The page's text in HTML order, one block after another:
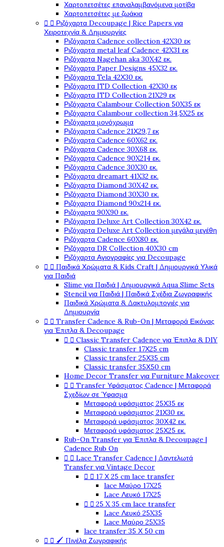
Χαρτοπετσέτες επαναλαμβανόμενα μοτίβα
Χαρτοπετσέτες με ζωάκια
  Ριζόχαρτα Decoupage | Rice Papers για
Χειροτεχνία & Δημιουργίες
Ριζόχαρτα Cadence collection 42X30 εκ
Ριζόχαρτα metal leaf Cadence 42X31 εκ
Ριζόχαρτα Nagehan aka 30X42 εκ.
Ριζόχαρτα Paper Designs 45X32 εκ.
Ριζόχαρτα Tela 42Χ30 εκ.
Ριζόχαρτα ITD Collection 42X30 εκ
Ριζόχαρτα ITD Collection 21X29 εκ
Ριζόχαρτα Calambour Collection 50X35 εκ
Ριζόχαρτα Calambour collection 34,5X25 εκ
Ριζόχαρτα μονόχρωμα
Ριζόχαρτα Cadence 21Χ29,7 εκ
Ριζόχαρτα Cadence 60X62 εκ.
Ριζόχαρτα Cadence 30X68 εκ.
Ριζόχαρτα Cadence 90X214 εκ.
Ριζόχαρτα Cadence 30X30 εκ.
Ριζόχαρτα dreamart 41X32 εκ.
Ριζόχαρτα Diamond 30X42 εκ.
Ριζόχαρτα Diamond 30X30 εκ.
Ριζόχαρτα Diamond 90x214 εκ.
Ριζόχαρτα 90X90 εκ.
Ριζόχαρτα Deluxe Art Collection 30X42 εκ.
Ριζόχαρτα Deluxe Art Collection μεγάλα μεγέθη
Ριζόχαρτα Cadence 60X80 εκ.
Ριζόχαρτα DR Collection 40X30 cm
Ριζόχαρτα Αγιογραφίες για Decoupage
  Παιδικά Χρώματα & Kids Craft | Δημιουργικά Υλικά
για Παιδιά
Slime για Παιδιά | Δημιουργικά Aqua Slime Sets
Stencil για Παιδιά | Παιδικά Σχέδια Ζωγραφικής
Παιδικά Χρώματα & Δακτυλομπογιές για
Δημιουργία
  Transfer Cadence & Rub-On | Μεταφορά Εικόνας
για Έπιπλα & Decoupage
  Classic Transfer Cadence για Έπιπλα & DIY
Classic transfer 17Χ25 cm
Classic transfer 25Χ35 cm
Classic transfer 35Χ50 cm
Home Decor Transfer για Furniture Makeover
  Transfer Υφάσματος Cadence | Μεταφορά
Σχεδίων σε Ύφασμα
Μεταφορά υφάσματος 25Χ35 εκ
Μεταφορά υφάσματος 21Χ30 εκ.
Μεταφορά υφάσματος 30Χ42 εκ.
Μεταφορά υφάσματος 25Χ25 εκ.
Rub-On Transfer για Έπιπλα & Decoupage |
Cadence Rub On
  Lace Transfer Cadence | Δαντελωτά
Transfer για Vintage Decor
  17 Χ 25 cm lace transfer
lace Μαύρο 17X25
Lace Λευκό 17X25
  25 X 35 cm lace transfer
Lace Λευκό 25X35
Lace Μαύρο 25X35
lace transfer 35 Χ 50 cm
  🖌️ Πινέλα Ζωγραφικής